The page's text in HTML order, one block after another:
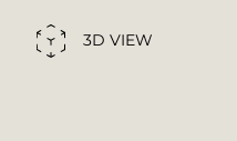
3D VIEW